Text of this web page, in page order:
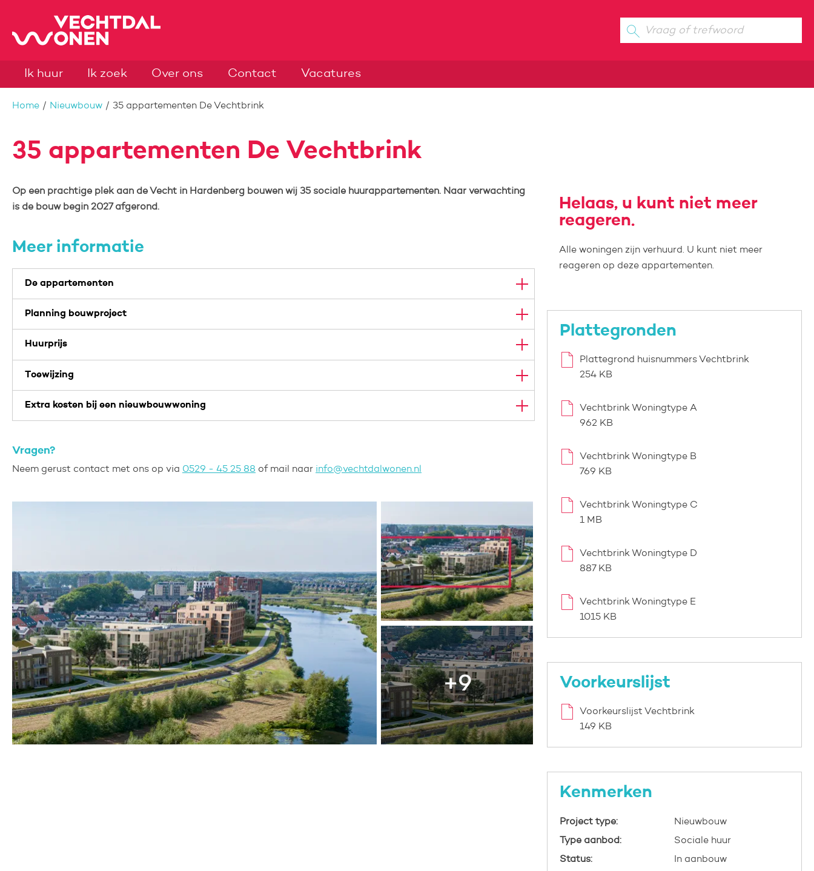
Naar de homepage Zoeken
Vraag of trefwoord
Ik huur Ik zoek Over ons Contact Vacatures
Home Nieuwbouw 35 appartementen De Vechtbrink
35 appartementen De Vechtbrink
Op een prachtige plek aan de Vecht in Hardenberg bouwen wij 35 sociale huurappartementen. Naar verwachting
is de bouw begin 2027 afgerond.
Meer informatie
De appartementen
Planning bouwproject
Huurprijs
Toewijzing
Extra kosten bij een nieuwbouwwoning
Vragen?
Neem gerust contact met ons op via 0529 - 45 25 88 of mail naar info@vechtdalwonen.nl
Helaas, u kunt niet meer
reageren.
Alle woningen zijn verhuurd. U kunt niet meer
reageren op deze appartementen.
Plattegronden
Plattegrond huisnummers Vechtbrink
254 KB
Vechtbrink Woningtype A
962 KB
Vechtbrink Woningtype B
769 KB
Vechtbrink Woningtype C
1 MB
Vechtbrink Woningtype D
887 KB
Vechtbrink Woningtype E
1015 KB
Voorkeurslijst
Voorkeurslijst Vechtbrink
149 KB
Kenmerken
Project type:
Nieuwbouw
Type aanbod:
Sociale huur
Status:
In aanbouw